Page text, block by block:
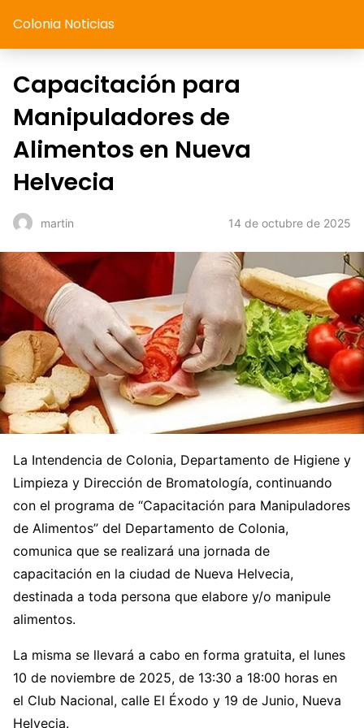
Colonia Noticias
Capacitación para
Manipuladores de
Alimentos en Nueva
Helvecia
martin 14 de octubre de 2025
La Intendencia de Colonia, Departamento de Higiene y
Limpieza y Dirección de Bromatología, continuando
con el programa de “Capacitación para Manipuladores
de Alimentos” del Departamento de Colonia,
comunica que se realizará una jornada de
capacitación en la ciudad de Nueva Helvecia,
destinada a toda persona que elabore y/o manipule
alimentos.
La misma se llevará a cabo en forma gratuita, el lunes
10 de noviembre de 2025, de 13:30 a 18:00 horas en
el Club Nacional, calle El Éxodo y 19 de Junio, Nueva
Helvecia.